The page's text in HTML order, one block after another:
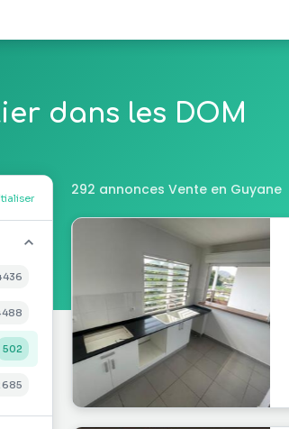
dans les DOM
436
488
502
685
292 annonces Vente en Guyane